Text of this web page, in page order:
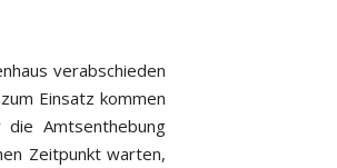
verabschieden
Einsatz kommen
Amtsenthebung
Zeitpunkt warten,